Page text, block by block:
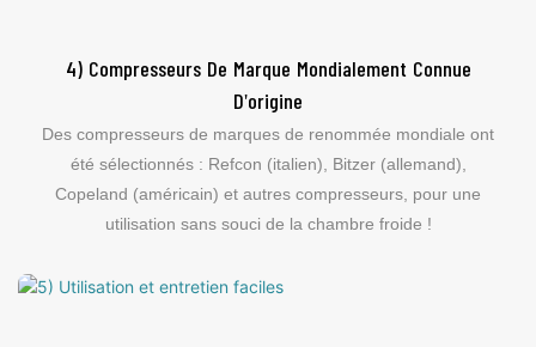
4) Compresseurs De Marque Mondialement Connue
D'origine
Des compresseurs de marques de renommée mondiale ont
été sélectionnés : Refcon (italien), Bitzer (allemand),
Copeland (américain) et autres compresseurs, pour une
utilisation sans souci de la chambre froide !